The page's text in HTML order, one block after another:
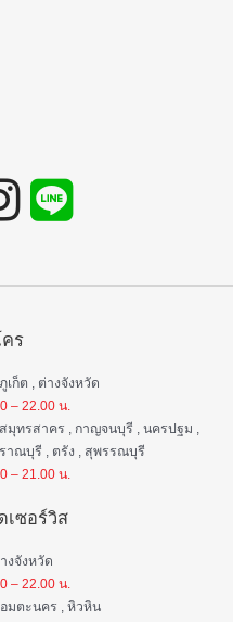
ร
เก็ต , ต่างจังหวัด
– 22.00 น.
มุทรสาคร , กาญจนบุรี , นครปฐม ,
าณบุรี , ตรัง , สุพรรณบุรี
– 21.00 น.
ซอร์วิส
งจังหวัด
– 22.00 น.
มตะนคร , หิวหิน